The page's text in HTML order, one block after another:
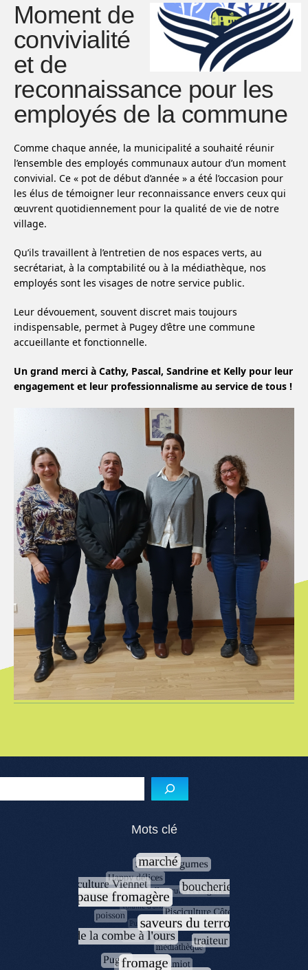
Moment de
convivialité
et de
reconnaissance pour les
employés de la commune
Comme chaque année, la municipalité a souhaité réunir
l’ensemble des employés communaux autour d’un moment
convivial. Ce « pot de début d’année » a été l’occasion pour
les élus de témoigner leur reconnaissance envers ceux qui
œuvrent quotidiennement pour la qualité de vie de notre
village.
Qu’ils travaillent à l’entretien de nos espaces verts, au
secrétariat, à la comptabilité ou à la médiathèque, nos
employés sont les visages de notre service public.
Leur dévouement, souvent discret mais toujours
indispensable, permet à Pugey d’être une commune
accueillante et fonctionnelle.
Un grand merci à Cathy, Pascal, Sandrine et Kelly pour leur
engagement et leur professionnalisme au service de tous !
Menu de l'article
Mots clé